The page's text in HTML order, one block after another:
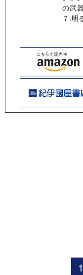
の武
７.明
1